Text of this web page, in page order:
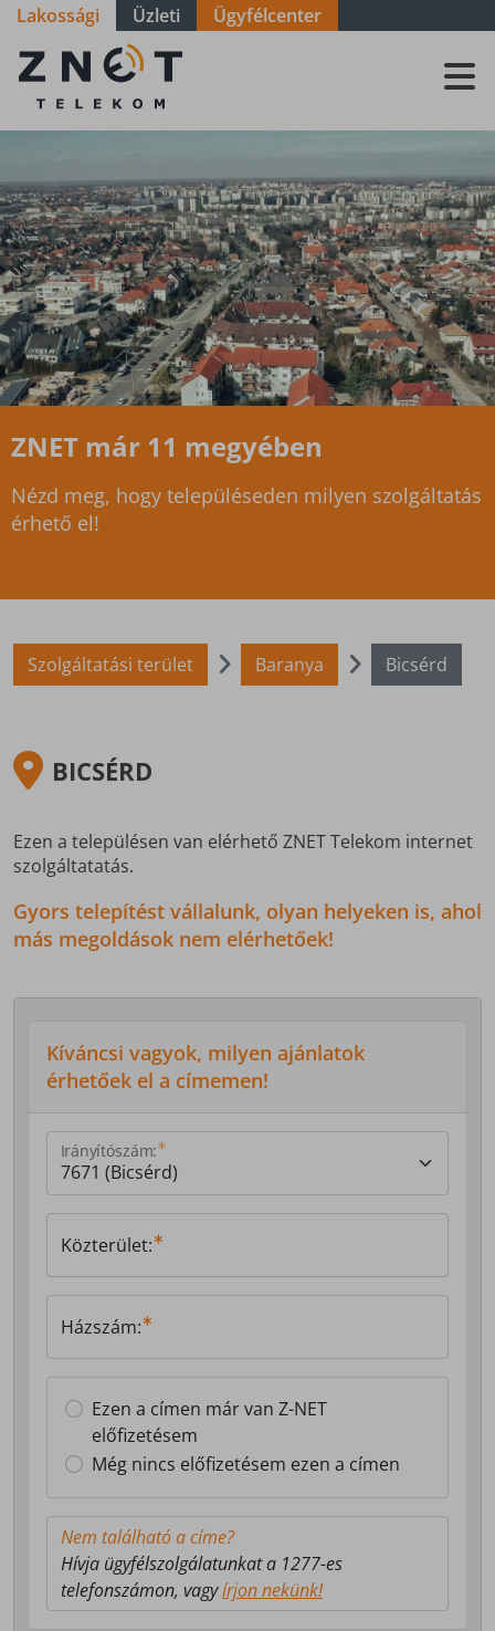
Lakossági Üzleti Ügyfélcenter
Szolgáltatási
terület -
Baranya -
ZNET már 11 megyében
Nézd meg, hogy településeden milyen szolgáltatás
érhető el!
Szolgáltatási terület Baranya Bicsérd
BICSÉRD
Ezen a településen van elérhető ZNET Telekom internet
szolgáltatatás.
Gyors telepítést vállalunk, olyan helyeken is, ahol
más megoldások nem elérhetőek!
Kíváncsi vagyok, milyen ajánlatok
érhetőek el a címemen!
Irányítószám:
Közterület:
Házszám:
Ezen a címen már van Z-NET
előfizetésem
Még nincs előfizetésem ezen a címen
Nem található a címe?
Hívja ügyfélszolgálatunkat a 1277-es
telefonszámon, vagyírjon nekünk!